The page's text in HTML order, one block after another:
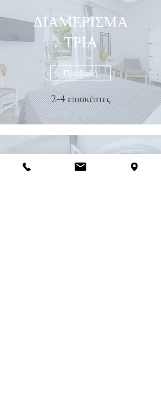
ΔΙΑΜΕΡΙΣΜΑ
ΤΡΙΑ
Προβολή
2-4 επισκέπτες